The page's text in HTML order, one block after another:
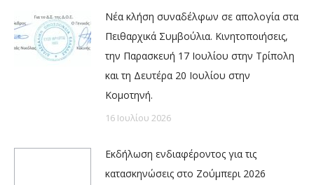
Νέα κλήση συναδέλφων σε απολογία στα
Πειθαρχικά Συμβούλια. Κινητοποιήσεις,
την Παρασκευή 17 Ιουλίου στην Τρίπολη
και τη Δευτέρα 20 Ιουλίου στην
Κομοτηνή.
16 Ιουλίου 2026
Εκδήλωση ενδιαφέροντος για τις
κατασκηνώσεις στο Ζούμπερι 2026